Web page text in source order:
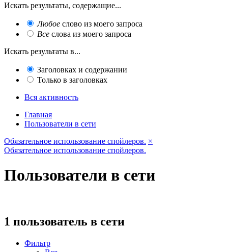
Искать результаты, содержащие...
Любое слово из моего запроса
Все слова из моего запроса
Искать результаты в...
Заголовках и содержании
Только в заголовках
Вся активность
Главная
Пользователи в сети
Обязательное использование спойлеров. ×
Обязательное использование спойлеров.
Пользователи в сети
1 пользователь в сети
Фильтр